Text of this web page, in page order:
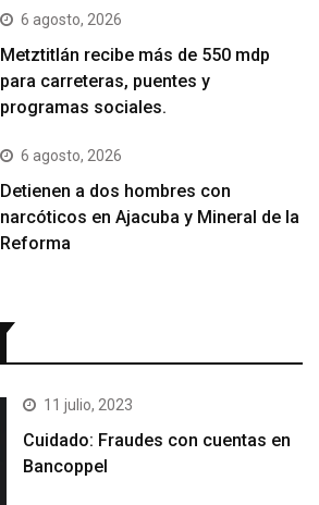
6 agosto, 2026
Metztitlán recibe más de 550 mdp
para carreteras, puentes y
programas sociales.
6 agosto, 2026
Detienen a dos hombres con
narcóticos en Ajacuba y Mineral de la
Reforma
11 julio, 2023
Cuidado: Fraudes con cuentas en
Bancoppel